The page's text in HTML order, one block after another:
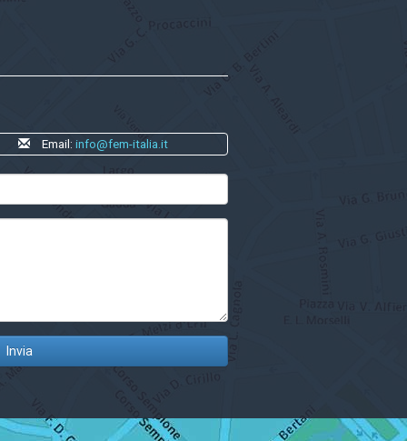
Email:info@fem-italia.it